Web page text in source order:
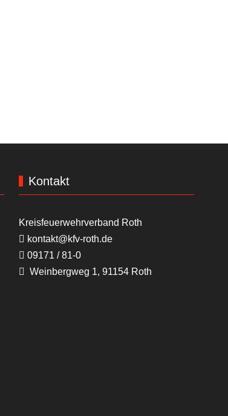
Kontakt
Kreisfeuerwehrverband Roth
kontakt@kfv-roth.de
09171 / 81-0
Weinbergweg 1, 91154 Roth